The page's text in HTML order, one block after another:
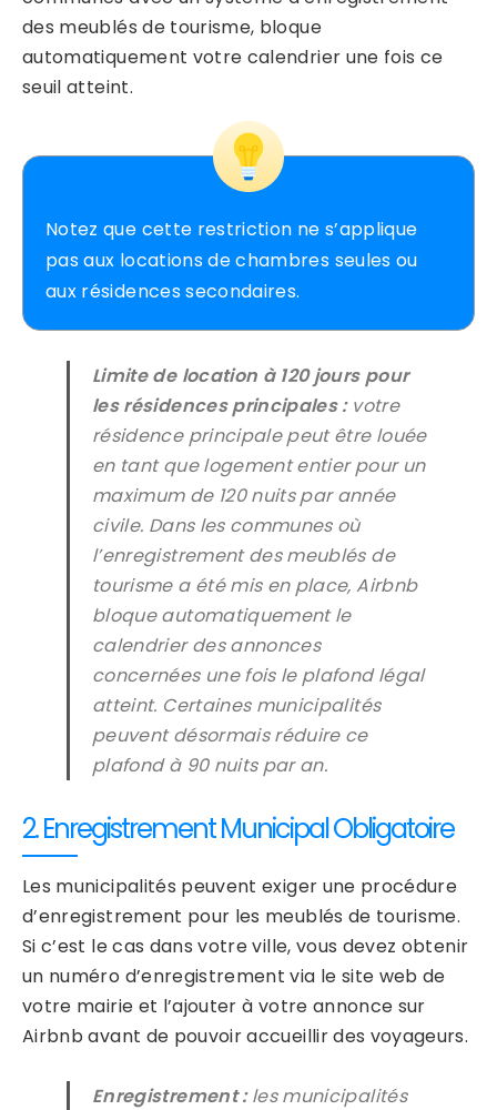
des meublés de tourisme, bloque
automatiquement votre calendrier une fois ce
seuil atteint.
Notez que cette restriction ne s’applique
pas aux locations de chambres seules ou
aux résidences secondaires.
Limite de location à 120 jours pour
les résidences principales : votre
résidence principale peut être louée
en tant que logement entier pour un
maximum de 120 nuits par année
civile. Dans les communes où
l’enregistrement des meublés de
tourisme a été mis en place, Airbnb
bloque automatiquement le
calendrier des annonces
concernées une fois le plafond légal
atteint. Certaines municipalités
peuvent désormais réduire ce
plafond à 90 nuits par an.
2. Enregistrement Municipal Obligatoire
Les municipalités peuvent exiger une procédure
d’enregistrement pour les meublés de tourisme.
Si c’est le cas dans votre ville, vous devez obtenir
un numéro d’enregistrement via le site web de
votre mairie et l’ajouter à votre annonce sur
Airbnb avant de pouvoir accueillir des voyageurs.
Enregistrement :les municipalités